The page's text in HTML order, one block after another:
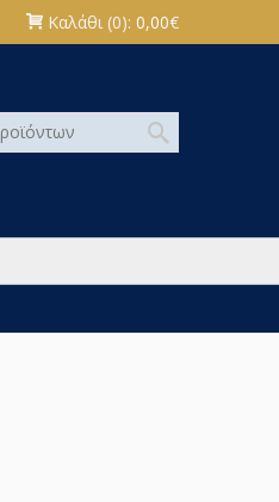
Καλάθι(0): 0,00€